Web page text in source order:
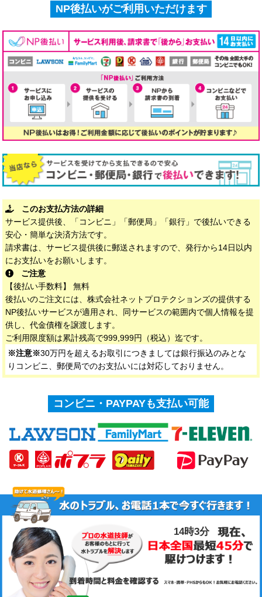
NP後払いがご利用いただけます
このお支払方法の詳細
サービス提供後、「コンビニ」「郵便局」「銀行」で後払いできる
安心・簡単な決済方法です。
請求書は、サービス提供後に郵送されますので、発行から14日以内
にお支払いをお願いします。
ご注意
【後払い手数料】 無料
後払いのご注文には、株式会社ネットプロテクションズの提供する
NP後払いサービスが適用され、同サービスの範囲内で個人情報を提
供し、代金債権を譲渡します。
ご利用限度額は累計残高で999,999円（税込）迄です。
※注意※30万円を超えるお取引につきましては銀行振込のみとな
りコンビニ、郵便局でのお支払いには対応しておりません。
コンビニ・PAYPAYも支払い可能
14時3分